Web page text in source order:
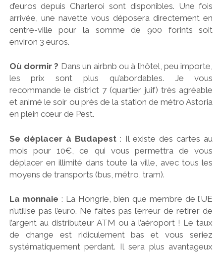
d’euros depuis Charleroi sont disponibles. Une fois
arrivée, une navette vous déposera directement en
centre-ville pour la somme de 900 forints soit
environ 3 euros.
Où dormir ? Dans un airbnb ou à l’hôtel, peu importe,
les prix sont plus qu’abordables. Je vous
recommande le district 7 (quartier juif) très agréable
et animé le soir ou près de la station de métro Astoria
en plein cœur de Pest.
Se déplacer à Budapest: Il existe des cartes au
mois pour 10€, ce qui vous permettra de vous
déplacer en illimité dans toute la ville, avec tous les
moyens de transports (bus, métro, tram).
La monnaie: La Hongrie, bien que membre de l’UE
n’utilise pas l’euro. Ne faites pas l’erreur de retirer de
l’argent au distributeur ATM ou à l’aéroport ! Le taux
de change est ridiculement bas et vous seriez
systématiquement perdant. Il sera plus avantageux